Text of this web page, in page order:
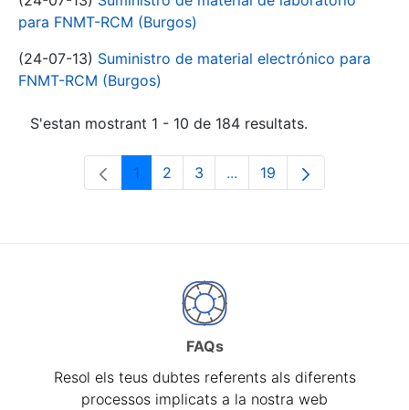
para FNMT-RCM (Burgos)
(24-07-13) Suministro de material electrónico para
FNMT-RCM (Burgos)
S'estan mostrant 1 - 10 de 184 resultats.
Pàgina
1 Pàgina
2 Pàgina
3 ...Pàgines intermèdies
Pàgina
19
FAQs
Resol els teus dubtes referents als diferents
processos implicats a la nostra web